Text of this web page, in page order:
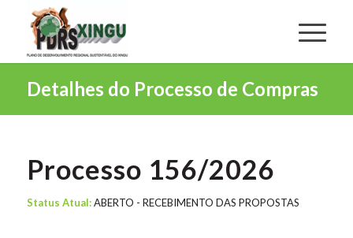
Detalhes do Processo de Compras
Processo 156/2026
Status Atual:ABERTO - RECEBIMENTO DAS PROPOSTAS